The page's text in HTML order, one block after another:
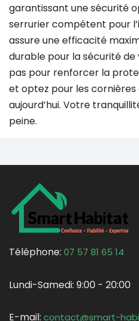
garantissant une sécurité
serrurier compétent pour
assure une efficacité
durable pour la sécurité de
pas pour renforcer la
et optez pour les
aujourd’hui. Votre
peine.
Téléphone: 07 57 81 65 14
Lundi-Samedi: 9:00 - 20:00
E-mail: contact@smart-